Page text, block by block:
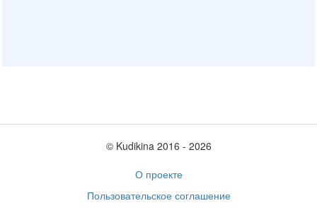
© Kudikina 2016 ‐ 2026
О проекте
Пользовательское соглашение